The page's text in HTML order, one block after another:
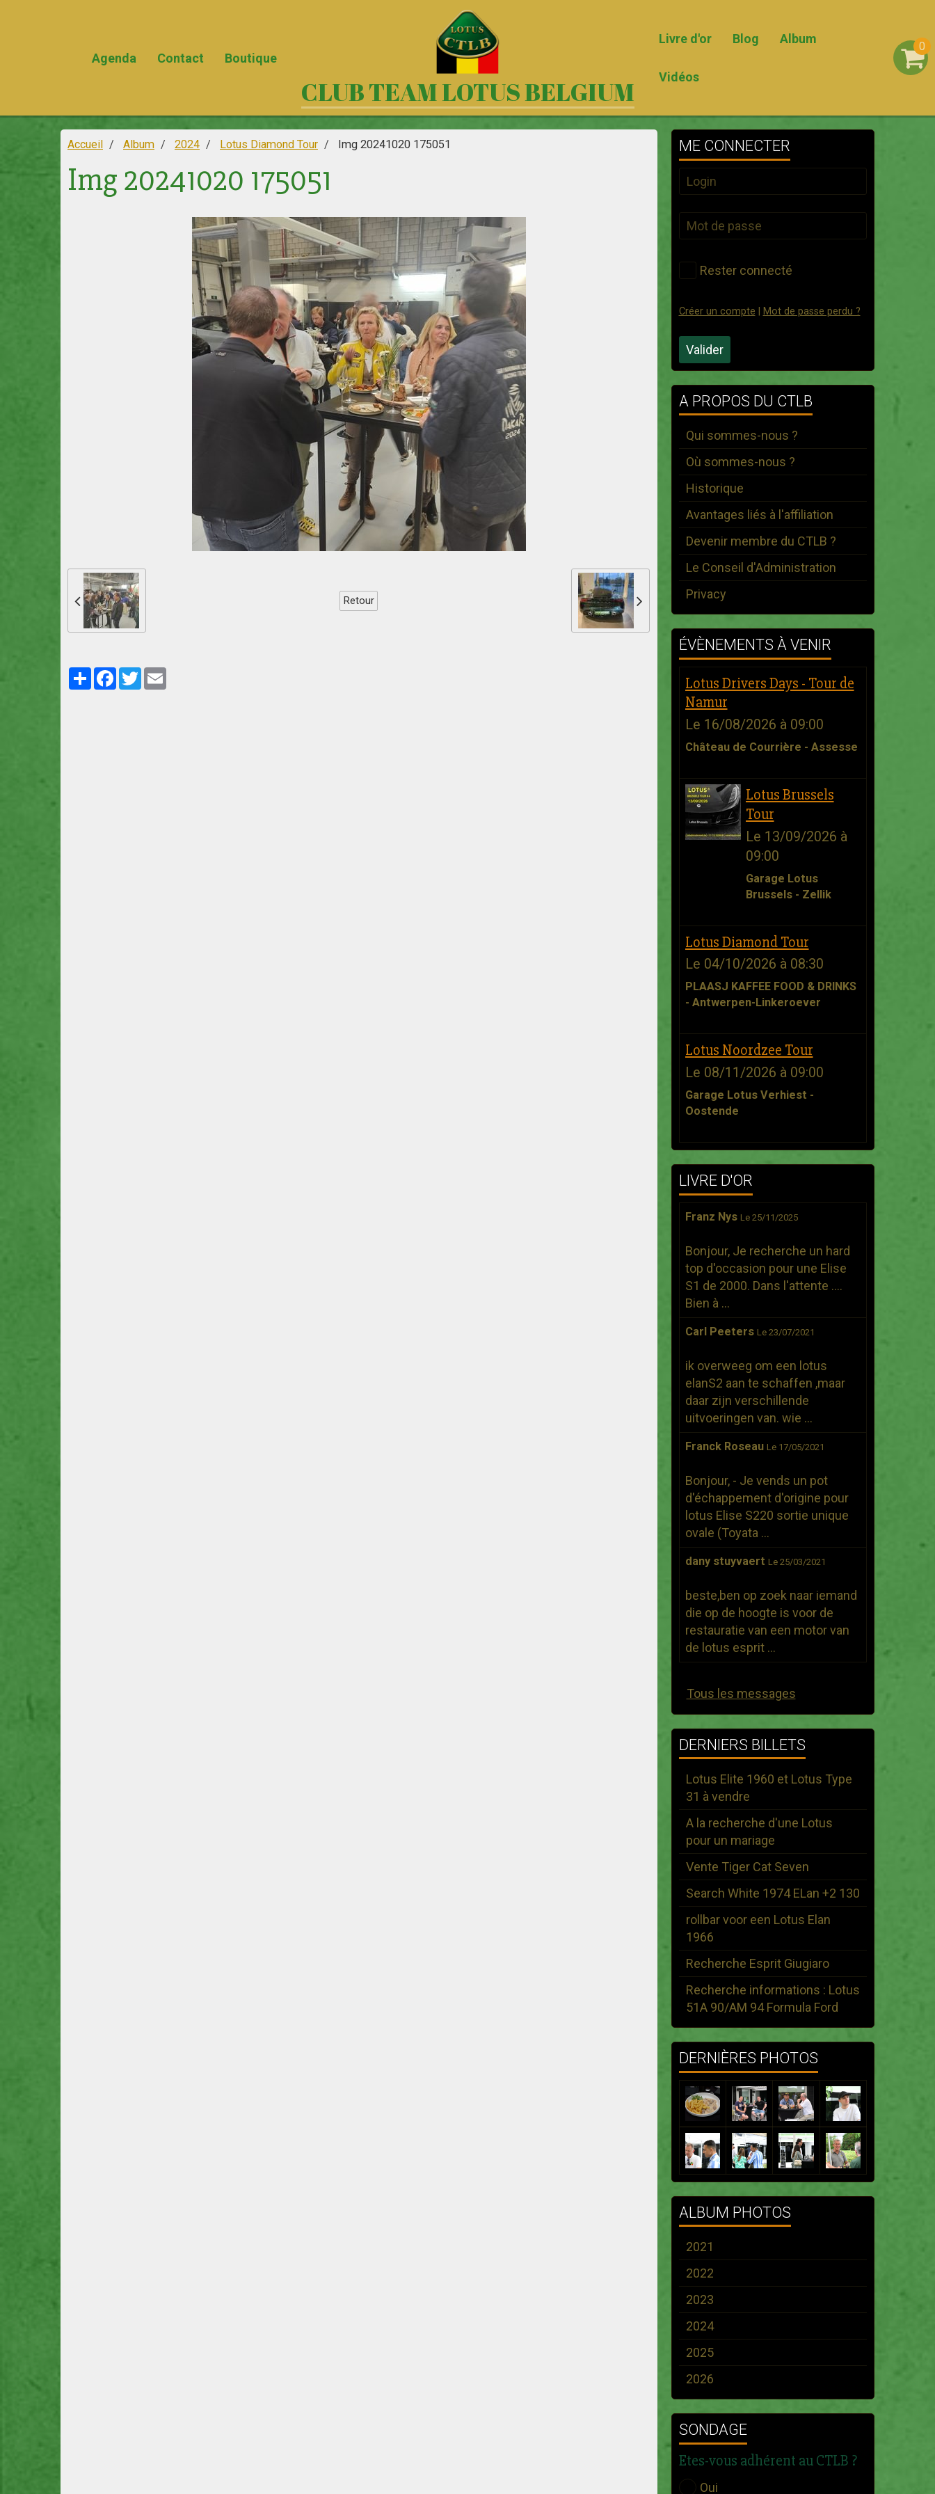
Agenda Contact Boutique
CLUB TEAM LOTUS BELGIUM
Livre d'or Blog Album
Vidéos
0
Accueil Album 2024 Lotus Diamond Tour Img 20241020 175051
Img 20241020 175051
Retour
PartagerFacebook
Twitter
ME CONNECTER
Rester connecté
Créer un compte Mot de passe perdu ?
Valider
A PROPOS DU CTLB
Qui sommes-nous ?
Où sommes-nous ?
Historique
Avantages liés à l'affiliation
Devenir membre du CTLB ?
Le Conseil d'Administration
Privacy
ÉVÈNEMENTS À VENIR
Lotus Drivers Days - Tour de
Namur
Le 16/08/2026 à 09:00
Château de Courrière - Assesse
Lotus Brussels
Tour
Le 13/09/2026 à
09:00
Garage Lotus
Brussels - Zellik
Lotus Diamond Tour
Le 04/10/2026 à 08:30
PLAASJ KAFFEE FOOD & DRINKS
- Antwerpen-Linkeroever
Lotus Noordzee Tour
Le 08/11/2026 à 09:00
Garage Lotus Verhiest -
Oostende
LIVRE D'OR
Franz Nys Le 25/11/2025
Bonjour, Je recherche un hard
top d'occasion pour une Elise
S1 de 2000. Dans l'attente ....
Bien à ...
Carl Peeters Le 23/07/2021
ik overweeg om een lotus
elanS2 aan te schaffen ,maar
daar zijn verschillende
uitvoeringen van. wie ...
Franck Roseau Le 17/05/2021
Bonjour, - Je vends un pot
d'échappement d'origine pour
lotus Elise S220 sortie unique
ovale (Toyata ...
dany stuyvaert Le 25/03/2021
beste,ben op zoek naar iemand
die op de hoogte is voor de
restauratie van een motor van
de lotus esprit ...
Tous les messages
DERNIERS BILLETS
Lotus Elite 1960 et Lotus Type
31 à vendre
A la recherche d'une Lotus
pour un mariage
Vente Tiger Cat Seven
Search White 1974 ELan +2 130
rollbar voor een Lotus Elan
1966
Recherche Esprit Giugiaro
Recherche informations : Lotus
51A 90/AM 94 Formula Ford
DERNIÈRES PHOTOS
ALBUM PHOTOS
2021
2022
2023
2024
2025
2026
SONDAGE
Etes-vous adhérent au CTLB ?
Oui